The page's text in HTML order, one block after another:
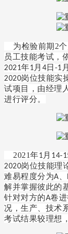
为检验前期 2
员工技能考试，
2021年1月 4日 -1 月
2020岗位技能实
试项目，由经理
进行评分。
2021年1月 14-
2020岗位技能理
难易程度分为A
解并掌握彼此的
针对对方的A卷
况，生产、技术
考试结果较理想